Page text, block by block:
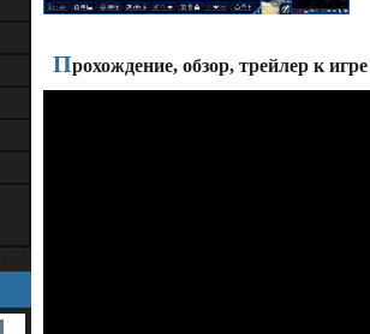
Прохождение, обзор, трейлер к